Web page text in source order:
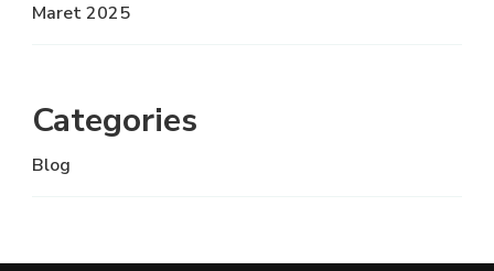
Maret 2025
Categories
Blog